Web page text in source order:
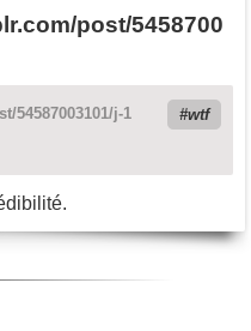
post/5458700
54587003101/j-1
wtf